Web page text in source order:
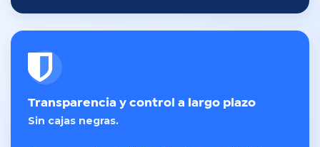
Transparencia y control a largo plazo
Sin cajas negras.